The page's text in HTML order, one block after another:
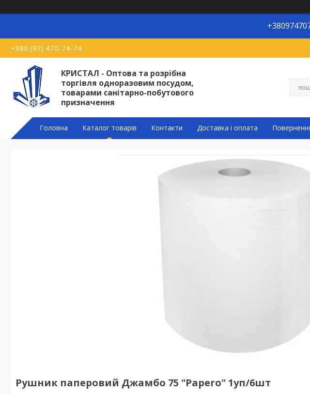
+380 (97) 470-74-74
КРИСТАЛ - Оптова та розрібна
торгівля одноразовим посудом,
товарами санітарно-побутового
призначення
Головна Каталог товарів Контакти Доставка і оплата
Рушник паперовий Джамбо 75 "Papero" 1уп/6шт